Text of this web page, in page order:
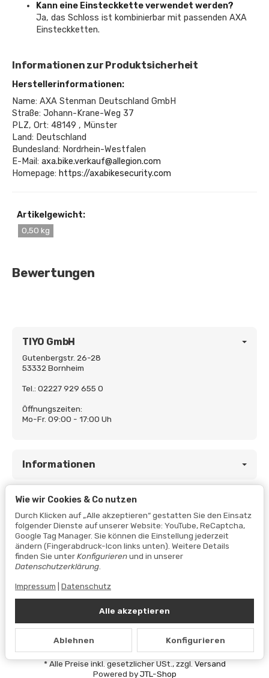
Kann eine Einsteckkette verwendet werden?
Ja, das Schloss ist kombinierbar mit passenden AXA
Einsteckketten.
Informationen zur Produktsicherheit
Herstellerinformationen:
Name: AXA Stenman Deutschland GmbH
Straße: Johann-Krane-Weg 37
PLZ, Ort: 48149 , Münster
Land: Deutschland
Bundesland: Nordrhein-Westfalen
E-Mail: axa.bike.verkauf@allegion.com
Homepage: https://axabikesecurity.com
Artikelgewicht:
0,50 kg
Bewertungen
TIYO GmbH
Gutenbergstr. 26-28
53332 Bornheim
Tel.: 02227 929 655 0
Öffnungszeiten:
Mo-Fr. 09:00 - 17:00 Uh
Informationen
Gesetzliche Informationen
Vertrag widerrufen
Datenschutzerklärung•Impressum
*Alle Preise inkl. gesetzlicher USt., zzgl. Versand
Powered byJTL-Shop
Alle akzeptieren
Ablehnen Konfigurieren
Wie wir Cookies & Co nutzen
Durch Klicken auf „Alle akzeptieren“ gestatten Sie den Einsatz
folgender Dienste auf unserer Website: YouTube, ReCaptcha,
Google Tag Manager. Sie können die Einstellung jederzeit
ändern (Fingerabdruck-Icon links unten). Weitere Details
finden Sie unterKonfigurierenund in unserer
Datenschutzerklärung.
Impressum Datenschutz